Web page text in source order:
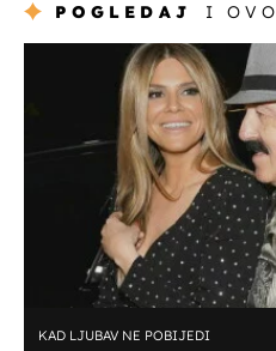
POGLEDAJ I OVO
KAD LJUBAV NE POBIJEDI